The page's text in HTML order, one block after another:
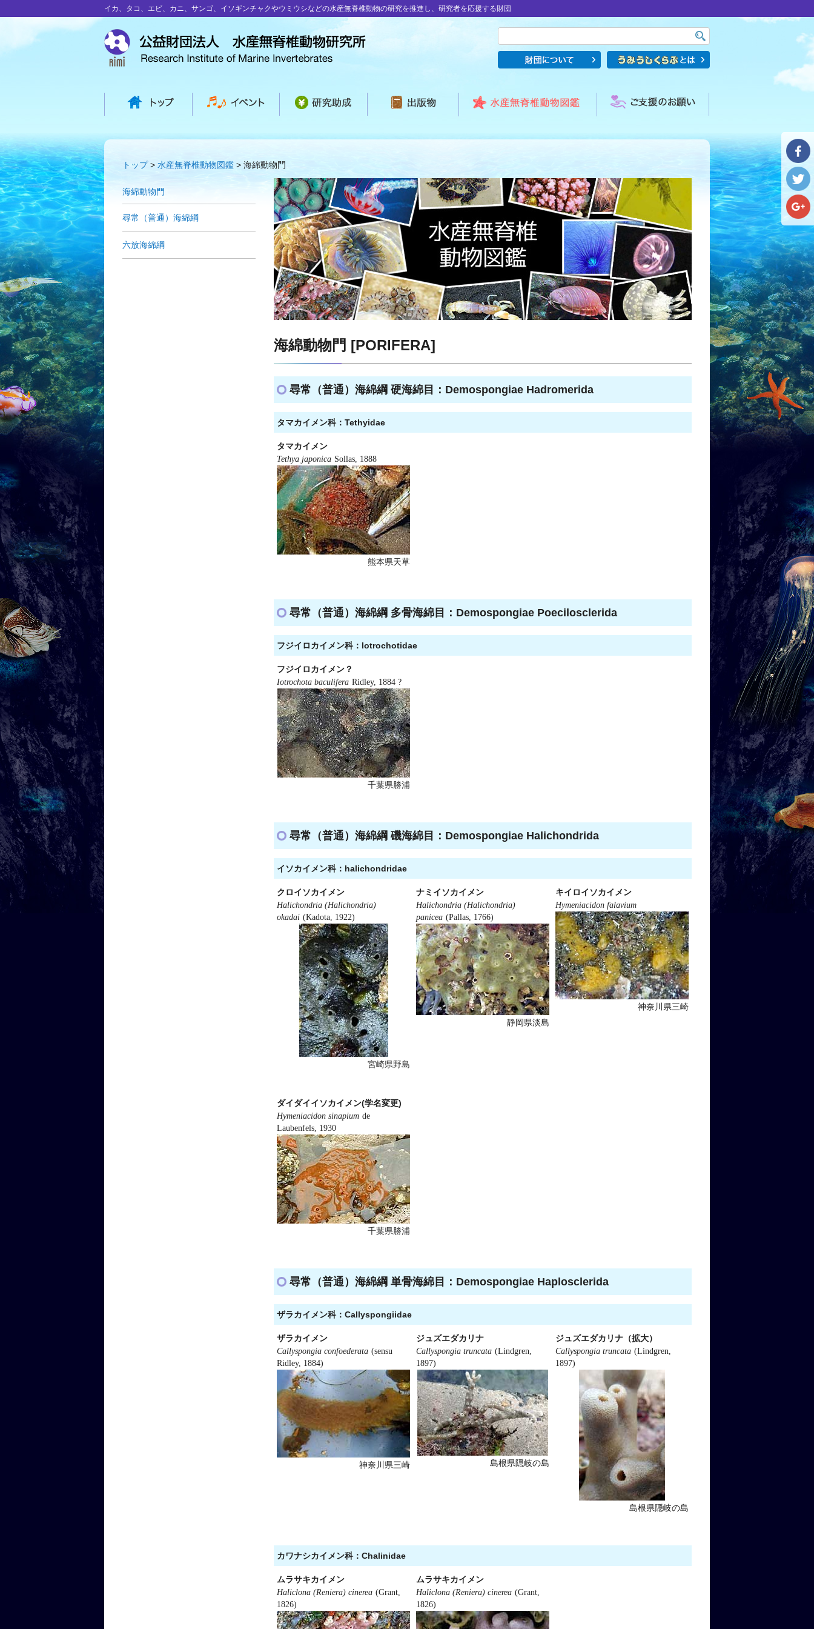
イカ、タコ、エビ、カニ、サンゴ、イソギンチャクやウミウシなどの水産無脊椎動物の研究を推進し、研究者を応援する財団
トップ 水産無脊椎動物図鑑 海綿動物門
海綿動物門
尋常（普通）海綿綱
六放海綿綱
海綿動物門 [PORIFERA]
尋常（普通）海綿綱 硬海綿目：Demospongiae Hadromerida
タマカイメン科：Tethyidae
タマカイメン
Tethya japonica Sollas, 1888
熊本県天草
尋常（普通）海綿綱 多骨海綿目：Demospongiae Poecilosclerida
フジイロカイメン科：Iotrochotidae
フジイロカイメン？
Iotrochota baculifera Ridley, 1884 ?
千葉県勝浦
尋常（普通）海綿綱 磯海綿目：Demospongiae Halichondrida
イソカイメン科：halichondridae
クロイソカイメン
Halichondria (Halichondria)
okadai (Kadota, 1922)
宮崎県野島
ナミイソカイメン
Halichondria (Halichondria)
panicea (Pallas, 1766)
静岡県淡島
キイロイソカイメン
Hymeniacidon falavium
神奈川県三崎
ダイダイイソカイメン(学名変更)
Hymeniacidon sinapium de
Laubenfels, 1930
千葉県勝浦
尋常（普通）海綿綱 単骨海綿目：Demospongiae Haplosclerida
ザラカイメン科：Callyspongiidae
ザラカイメン
Callyspongia confoederata (sensu
Ridley, 1884)
神奈川県三崎
ジュズエダカリナ
Callyspongia truncata (Lindgren,
1897)
島根県隠岐の島
ジュズエダカリナ（拡大）
Callyspongia truncata (Lindgren,
1897)
島根県隠岐の島
カワナシカイメン科：Chalinidae
ムラサキカイメン
Haliclona (Reniera) cinerea (Grant,
1826)
ムラサキカイメン
Haliclona (Reniera) cinerea (Grant,
1826)